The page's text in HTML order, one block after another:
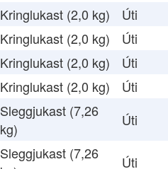
Kringlukast (2,0 kg)
Úti
Kringlukast (2,0 kg)
Úti
Kringlukast (2,0 kg)
Úti
Kringlukast (2,0 kg)
Úti
Sleggjukast (7,26
kg)
Úti
Sleggjukast (7,26
Úti